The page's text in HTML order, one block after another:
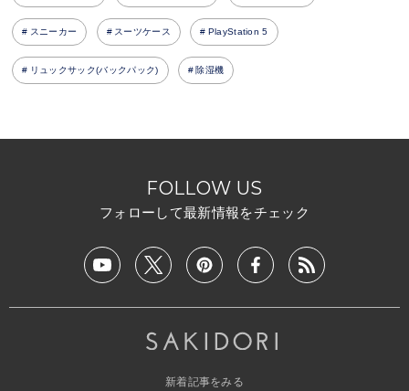
スニーカー スーツケース PlayStation 5
リュックサック(バックパック) 除湿機
FOLLOW US
フォローして最新情報をチェック
新着記事をみる